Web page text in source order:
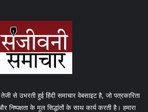
से उभरती हुई हिंदी समाचार वेबसाइट है, जो पत्रकारिता
निष्पक्षता के मूल सिद्धांतों के साथ कार्य करती है। हमारा